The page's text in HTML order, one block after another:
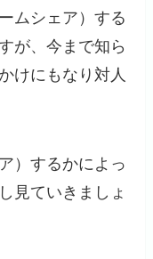
ムシェア）する
が、今まで知ら
けにもなり対人
）するかによっ
見ていきましょ